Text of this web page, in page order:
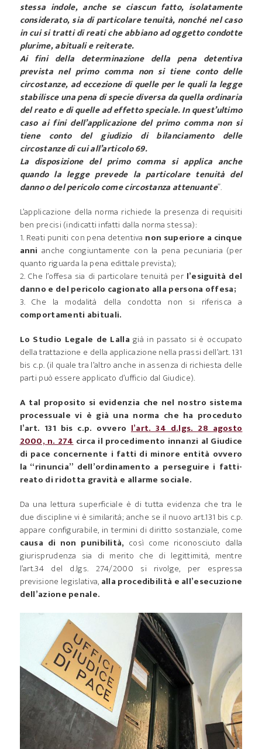
stessa indole, anche se ciascun fatto, isolatamente
considerato, sia di particolare tenuità, nonché nel caso
in cui si tratti di reati che abbiano ad oggetto condotte
plurime, abituali e reiterate.
Ai fini della determinazione della pena detentiva
prevista nel primo comma non si tiene conto delle
circostanze, ad eccezione di quelle per le quali la legge
stabilisce una pena di specie diversa da quella ordinaria
del reato e di quelle ad effetto speciale. In quest’ultimo
caso ai fini dell’applicazione del primo comma non si
tiene conto del giudizio di bilanciamento delle
circostanze di cui all’articolo 69.
La disposizione del primo comma si applica anche
quando la legge prevede la particolare tenuità del
danno o del pericolo come circostanza attenuante”.
L’applicazione della norma richiede la presenza di requisiti
ben precisi (indicatti infatti dalla norma stessa):
1. Reati puniti con pena detentiva non superiore a cinque
anni anche congiuntamente con la pena pecuniaria (per
quanto riguarda la pena edittale prevista);
2. Che l’offesa sia di particolare tenuità per l’esiguità del
danno e del pericolo cagionato alla persona offesa;
3. Che la modalità della condotta non si riferisca a
comportamenti abituali.
Lo Studio Legale de Lalla già in passato si è occupato
della trattazione e della applicazione nella prassi dell’art. 131
bis c.p. (il quale tra l’altro anche in assenza di richiesta delle
parti può essere applicato d’ufficio dal Giudice).
A tal proposito si evidenzia che nel nostro sistema
processuale vi è già una norma che ha proceduto
l’art. 131 bis c.p. ovvero l’art. 34 d.lgs. 28 agosto
2000, n. 274 circa il procedimento innanzi al Giudice
di pace concernente i fatti di minore entità ovvero
la “rinuncia” dell’ordinamento a perseguire i fatti-
reato di ridotta gravità e allarme sociale.
Da una lettura superficiale è di tutta evidenza che tra le
due discipline vi è similarità; anche se il nuovo art.131 bis c.p.
appare configurabile, in termini di diritto sostanziale, come
causa di non punibilità, così come riconosciuto dalla
giurisprudenza sia di merito che di legittimità, mentre
l’art.34 del d.lgs. 274/2000 si rivolge, per espressa
previsione legislativa, alla procedibilità e all’esecuzione
dell’azione penale.